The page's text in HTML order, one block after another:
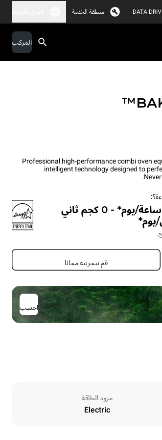
DATA منطقة الخدمة
المركب
Professional high-performance combi oven
intelligent technology designed to
19.3 كيلوواط ساعة/يوم* - 0 كجم ثاني
يوم*
قم بتجربته مجانا
احسب
مزود الطاقة
Electric